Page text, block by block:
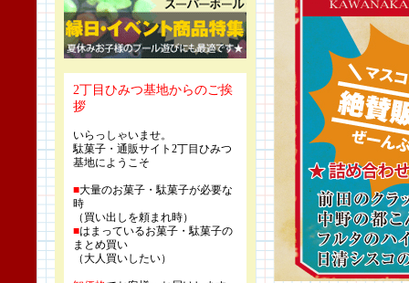
2丁目ひみつ基地からのご挨
拶
いらっしゃいませ。
駄菓子・通販サイト2丁目ひみつ
基地にようこそ
■大量のお菓子・駄菓子が必要な
時
（買い出しを頼まれ時）
■はまっているお菓子・駄菓子の
まとめ買い
（大人買いしたい）